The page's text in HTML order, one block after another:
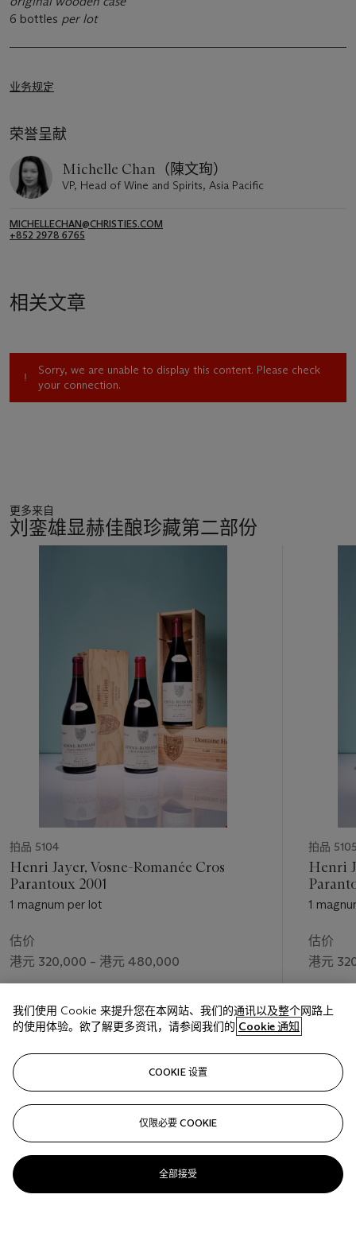
6 bottles per lot
业务规定
荣誉呈献
Michelle Chan（陳文珣）
VP, Head of Wine and Spirits, Asia Pacific
MICHELLECHAN@CHRISTIES.COM
+852 2978 6765
相关文章
Sorry, we are unable to display this content. Please check
your connection.
更多来自
刘銮雄显赫佳酿珍藏第二部份
拍品 5104
Henri Jayer, Vosne-Romanée Cros
Parantoux 2001
1 magnum per lot
估价
港元 320,000 – 港元 480,000
港元 750,000
拍品
Henri
1
估价
港元
港元
下
我们使用 Cookie 来提升您在本网站、我们的通讯以及整个网路上
的使用体验。欲了解更多资讯，请参阅我们的 Cookie 通知
COOKIE 设置
仅限必要 COOKIE
全部接受